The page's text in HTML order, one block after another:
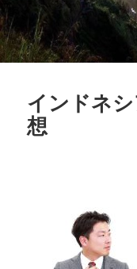
インドネ
想